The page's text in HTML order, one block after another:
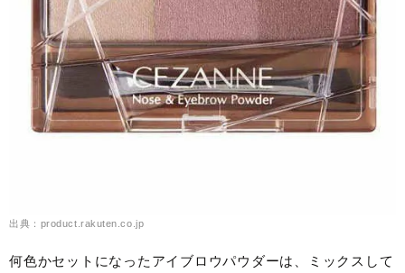
出典：product.rakuten.co.jp
何色かセットになったアイブロウパウダーは、ミックスして